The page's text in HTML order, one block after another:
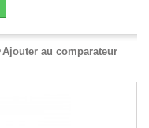
Ajouter au comparateur